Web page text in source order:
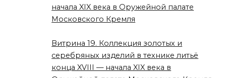
начала XIX века в Оружейной палате
Московского Кремля
Витрина 19. Коллекция золотых и
серебряных изделий в технике литьё
конца XVIII — начала XIX века в